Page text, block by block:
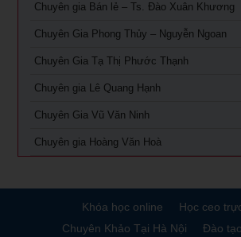
Khoá Học Giám Đốc Kinh Doanh tại
Chuyên gia Bán lẻ – Ts. Đào Xuân Khương
Chuyên Gia Phong Thủy – Nguyễn Ngoan
Chuyên Gia Tạ Thị Phước Thạnh
Chuyên gia Lê Quang Hạnh
Chuyên Gia Vũ Văn Ninh
Chuyên gia Hoàng Văn Hoà
Khóa học online
Học ceo
Chuyên Khảo Tại Hà Nội
Đào